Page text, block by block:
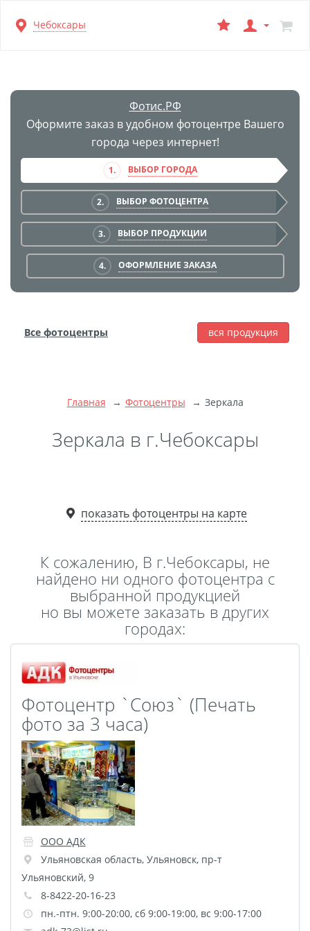
Перейти
к
Чебоксары
Фотис.РФ
Оформите заказ в удобном фотоцентре Вашего
города через интернет!
1. ВЫБОР ГОРОДА
2. ВЫБОР ФОТОЦЕНТРА
3. ВЫБОР ПРОДУКЦИИ
4. ОФОРМЛЕНИЕ ЗАКАЗА
Все фотоцентры
печать
Фото на холсте с
Модульные картины
подрамника
Фотоколлаж
Фотобокс
Дибонд
Печать на
Фото на стекле и
акриле
Печать на баннере
Фотообои
Трафареты
Печать на прозрачной
пленке
Рекламные конструкции
Напольная графика
Широкоформатное
ламинирование
Изготовление баннеров
вся продукция
Главная Фотоцентры Зеркала
Зеркала в г.Чебоксары
показать фотоцентры на карте
К сожалению, В г.Чебоксары, не
найдено ни одного фотоцентра с
выбранной продукцией
но вы можете заказать в других
городах:
Фотоцентр `Союз` (Печать
фото за 3 часа)
ООО АДК
Ульяновская область, Ульяновск, пр-т
Ульяновский, 9
8-8422-20-16-23
пн.-птн. 9:00-20:00, сб 9:00-19:00, вс 9:00-17:00